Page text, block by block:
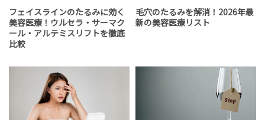
フェイスラインのたるみに効く
美容医療！ウルセラ・サーマク
ール・アルテミスリフトを徹底
比較
毛穴のたるみを解消！2026年最
新の美容医療リスト